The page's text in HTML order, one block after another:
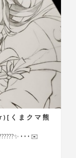
[ く ま ク マ 熊
• • • ✉️